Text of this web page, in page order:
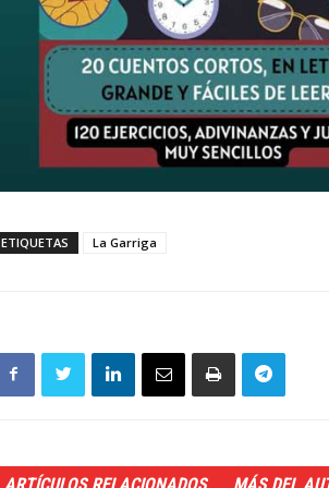
ETIQUETAS La Garriga
ARTÍCULOS RELACIONADOS MÁS DEL